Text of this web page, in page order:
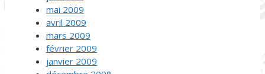
mai 2009
avril 2009
mars 2009
février 2009
janvier 2009